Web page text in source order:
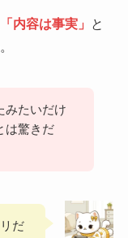
「内容は事実」
と
みたいだけ
は驚きだ
だ